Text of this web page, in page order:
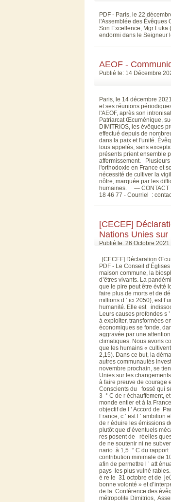
PDF - Paris, le 22
l'Assemblée des Évêques
Son Excellence, Mgr Luka
endormi dans le Seigneur
AEOF -
Publié le: 14 Décembre
Paris, le 14 décembre
et ses réunions
l'AEOF, après son
Patriarcat Œcuménique,
DIMITRIOS, les évêques
effectué depuis de
dans la paix et l'unité.
tous appelés, sans
présents prient ensemble
affermissement. Plusieurs
l'orthodoxie en France et
nécessité de cultiver la
nôtre, marquée par les
humaines. --- CONTACT
18 46 77 - Courriel :
[CECEF]
Nations Unies
Publié le: 26 Octobre 2021
[CECEF] Déclaration
PDF - Le Conseil
maison commune, la
d’êtres vivants. La
que le pire peut être évité
faire plus de morts et de
millions d ’ ici 2050), est
humanité. Elle est
Leurs causes profondes s
à exploiter, transformées
économiques se fonde,
aggravée par une
climatiques. Nous avons
que les humains «
2,15). Dans ce but, la
autres communautés
novembre prochain, se
Unies sur les
à faire preuve de courage
Conscients du fossé qui
3 ° C de r échauffement,
monde entier et à la
objectif de l ’ Accord de
France, c ’ est l ’
de r éduire les émissions
plutôt que d’éventuels
res posent de réelles
de ne soutenir ni ne
nario à 1,5 ° C du rapport
contribution minimale de
afin de permettre l ’ att
pays les plus vulné
è re le 31 octobre et de
bonne volonté » et
de la Conférence des
métropolite Dimitrios,